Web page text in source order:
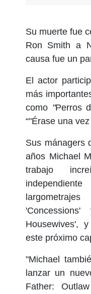
Su muerte fue
Ron Smith a
causa fue un
El actor
más
como"Perros
“"Érase una
Sus mánagers
años Michael
trabajo
Housewives',
este próximo
"Michael
lanzar un
Father: